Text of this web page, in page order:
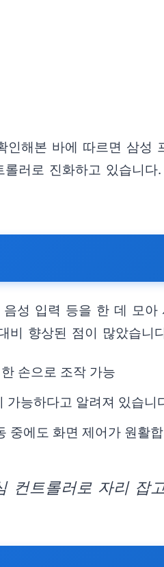
해본 바에 따르면 삼성
러로 진화하고 있습니
성 입력 등을 한 데 모
비 향상된 점이 많았습니
손으로 조작 가능
가능하다고 알려져 있습니
중에도 화면 제어가 원활
컨트롤러로 자리 잡